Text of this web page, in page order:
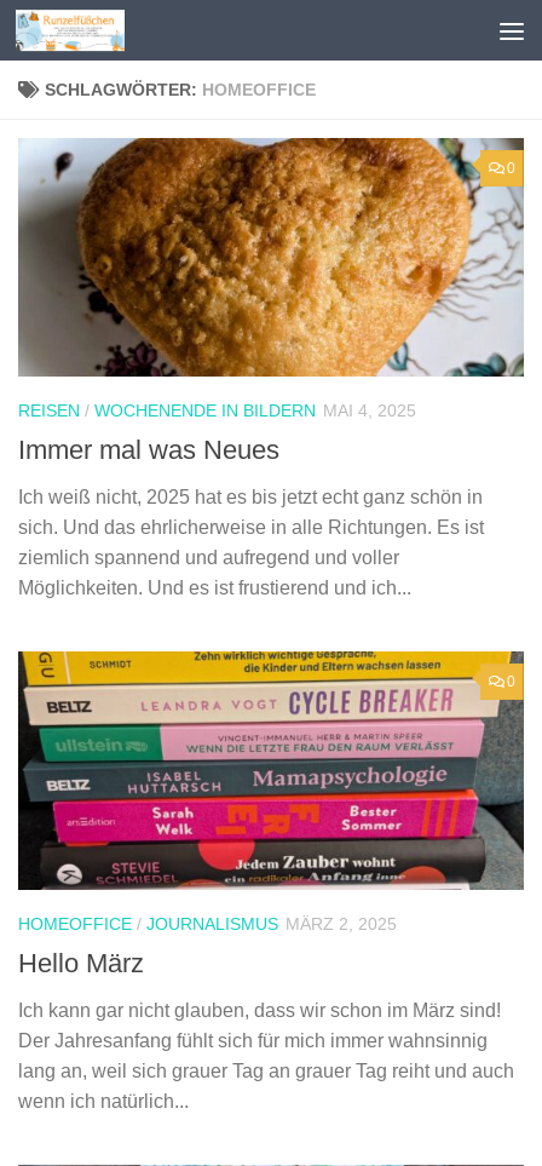
Zum Inhalt springen
SCHLAGWÖRTER: HOMEOFFICE
0
REISEN / WOCHENENDE IN BILDERN MAI 4, 2025
Immer mal was Neues
Ich weiß nicht, 2025 hat es bis jetzt echt ganz schön in
sich. Und das ehrlicherweise in alle Richtungen. Es ist
ziemlich spannend und aufregend und voller
Möglichkeiten. Und es ist frustierend und ich...
0
HOMEOFFICE / JOURNALISMUS MÄRZ 2, 2025
Hello März
Ich kann gar nicht glauben, dass wir schon im März sind!
Der Jahresanfang fühlt sich für mich immer wahnsinnig
lang an, weil sich grauer Tag an grauer Tag reiht und auch
wenn ich natürlich...